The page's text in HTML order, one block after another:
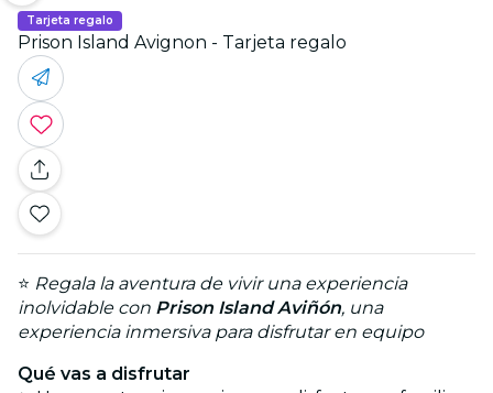
Tarjeta regalo
Prison Island Avignon - Tarjeta regalo
⭐ Regala la aventura de vivir una experiencia
inolvidable con Prison Island Aviñón, una
experiencia inmersiva para disfrutar en equipo
Qué vas a disfrutar